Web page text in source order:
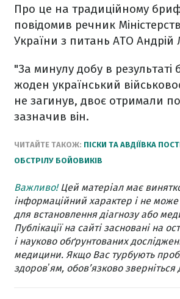
Про це на традиційному
повідомив речник
України з питань АТО Андрій
"За минулу добу в результаті
жоден український
не загинув, двоє отримали
зазначив він.
ЧИТАЙТЕ ТАКОЖ: ПІСКИ ТА АВДІЇВКА
ОБСТРІЛУ БОЙОВИКІВ
Важливо!Цей матеріал має
інформаційний характер і не
для встановлення діагнозу або
Публікації на сайті засновані на
і науково обґрунтованих
медицини. Якщо Вас турбують
здоровʼям, обов’язково зверніться